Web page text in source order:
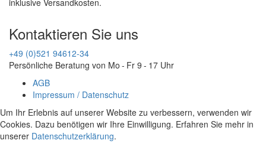
inklusive Versandkosten.
Kontaktieren Sie uns
+49 (0)521 94612-34
Persönliche Beratung von Mo - Fr 9 - 17 Uhr
AGB
Impressum / Datenschutz
Um Ihr Erlebnis auf unserer Website zu verbessern, verwenden wir
Cookies. Dazu benötigen wir Ihre Einwilligung. Erfahren Sie mehr in
unserer Datenschutzerklärung.